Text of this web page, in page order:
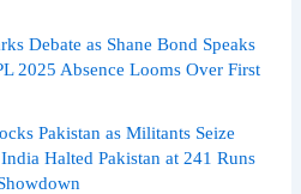
Debate as Shane Bond Speaks
2025 Absence Looms Over First
Pakistan as Militants Seize
India Halted Pakistan at 241 Runs